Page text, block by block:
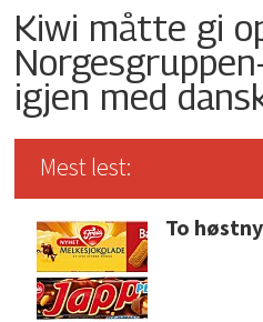
Kiwi måtte gi
igjen med
Mest lest:
To